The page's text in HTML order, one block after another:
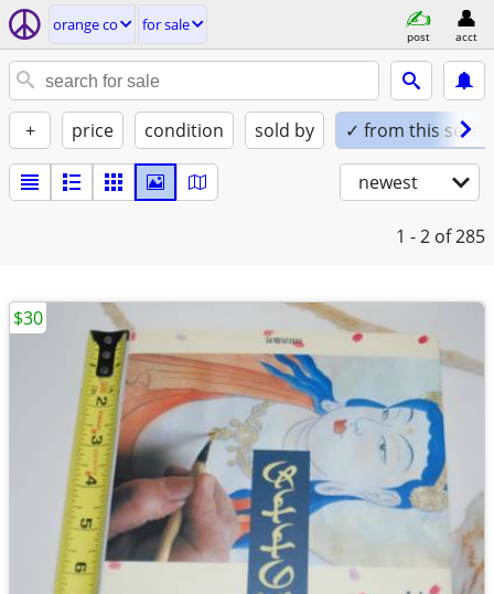
orange co for sale
post acct
+ price condition sold by ✓ from this seller
newest
1 - 2 of 285
$30